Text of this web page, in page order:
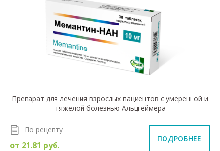
Препарат для лечения взрослых пациентов с умеренной и
тяжелой болезнью Альцгеймера
По рецепту
от 21.81 руб.
ПОДРОБНЕЕ